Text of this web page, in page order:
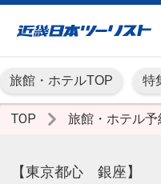
旅館・ホテルTOP 特
TOP 旅館・ホテル予
【東京都心 銀座】